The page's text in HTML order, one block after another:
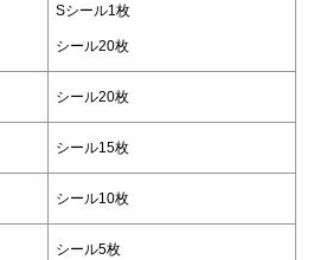
Sシール1枚
シール20枚
シール20枚
シール15枚
シール10枚
シール5枚